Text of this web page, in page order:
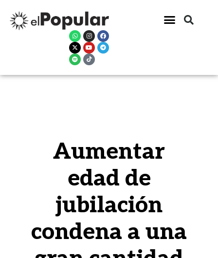
Aumentar
edad de
jubilación
condena a una